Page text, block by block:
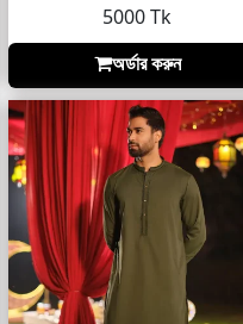
5000 Tk
অর্ডার করুন